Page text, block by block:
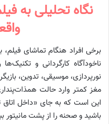
نگاه تحلیلی به
برخی افراد هنگام تماشای فیلم،
ناخودآگاه کارگردانی و
نورپردازی، موسیقی، تدوین،
مغز کمتر وارد حالت
این است که به جای «داخل اتاق
باشید و صحنه را از پشت مانیتور